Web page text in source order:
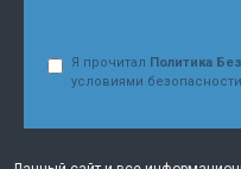
Я прочитал Политика
условиями